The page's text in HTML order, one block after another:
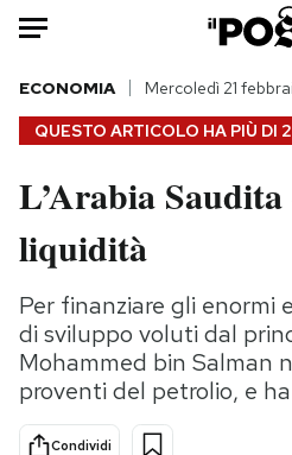
HOME
Italia
Politica
Tecnologia
Internet
Scienza
Cultura
Economia
QUESTO ARTICOLO HA PIÙ DI
ECONOMIA Mercoledì 21
L’Arabia
liquidità
Per finanziare gli enormi
di sviluppo voluti dal
Mohammed bin Salman
proventi del petrolio, e
Condividi